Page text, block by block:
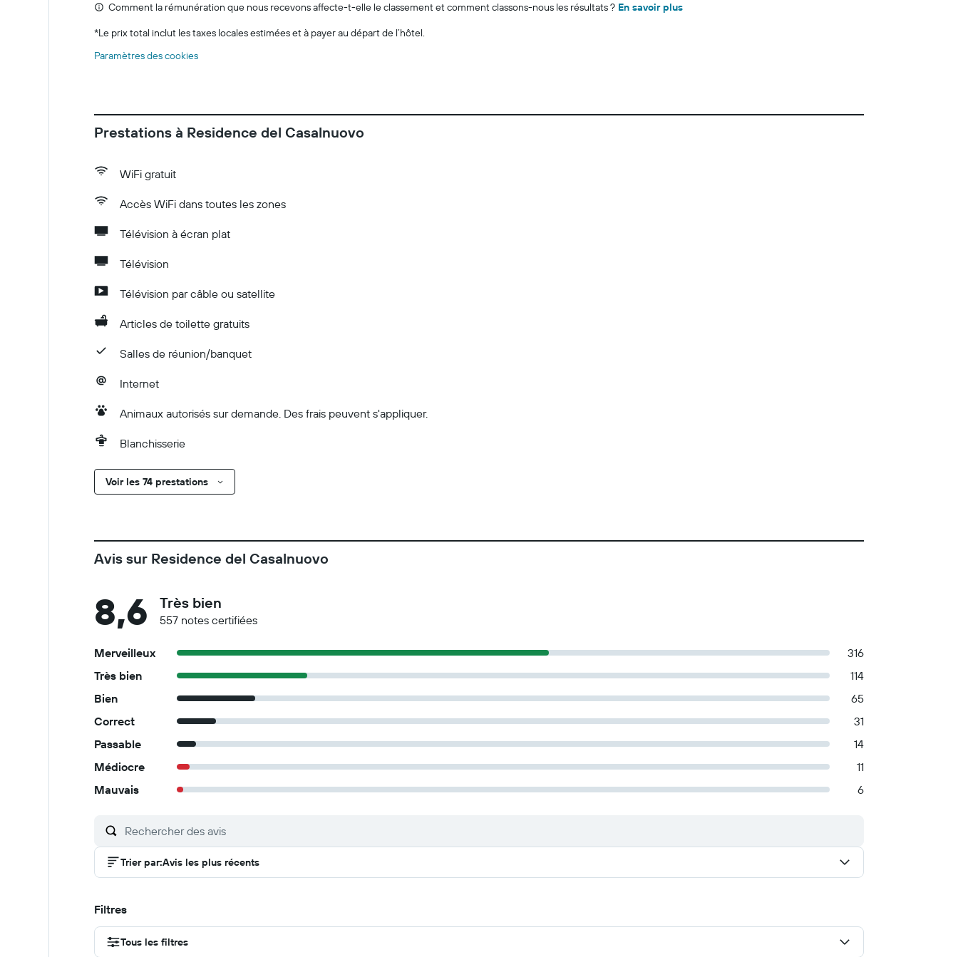
Comment la rémunération que nous recevons affecte-t-elle le classement et comment classons-nous les résultats ? En savoir plus
*Le prix total inclut les taxes locales estimées et à payer au départ de l’hôtel.
Paramètres des cookies
Prestations à Residence del Casalnuovo
WiFi gratuit
Accès WiFi dans toutes les zones
Télévision à écran plat
Télévision
Télévision par câble ou satellite
Articles de toilette gratuits
Salles de réunion/banquet
Internet
Animaux autorisés sur demande. Des frais peuvent s'appliquer.
Blanchisserie
Voir les 74 prestations
Avis sur Residence del Casalnuovo
8,6 Très bien
557 notes certifiées
Merveilleux
316
Très bien
114
Bien
65
Correct
31
Passable
14
Médiocre
11
Mauvais
6
Trier par:Avis les plus récents
Filtres
Tous les filtres